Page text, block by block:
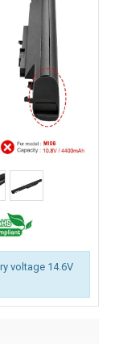
voltage 14.6V